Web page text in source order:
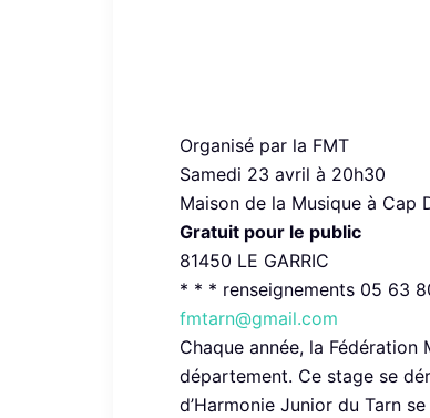
Organisé par la FMT
Samedi 23 avril à 20h30
Maison de la Musique à Cap
Gratuit pour le public
81450 LE GARRIC
* * * renseignements 05 63
fmtarn@gmail.com
Chaque année, la Fédération
département. Ce stage se
d’Harmonie Junior du Tarn